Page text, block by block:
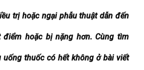
trị hoặc ngại phẫu thuật dẫn đến
hoặc bị nặng hơn. Cùng tìm
uống thuốc có hết không ở bài viết